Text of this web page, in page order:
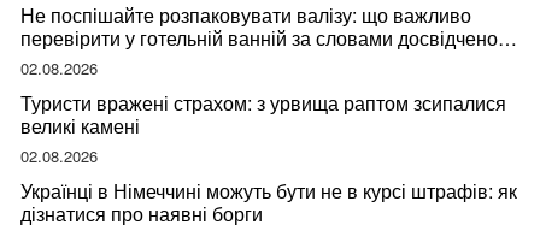
Не поспішайте розпаковувати валізу: що важливо
перевірити у готельній ванній за словами досвідченої
мандрівниці
02.08.2026
Туристи вражені страхом: з урвища раптом зсипалися
великі камені
02.08.2026
Українці в Німеччині можуть бути не в курсі штрафів: як
дізнатися про наявні борги